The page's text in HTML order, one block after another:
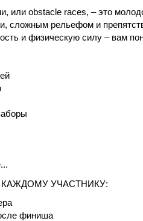
или obstacle races, – это
сложным рельефом и
и физическую силу – вам
УЧАСТНИКУ:
финиша